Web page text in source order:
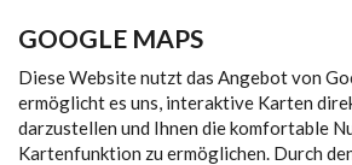
GOOGLE MAPS
Diese Website nutzt das Angebot von
ermöglicht es uns, interaktive Karten
darzustellen und Ihnen die komfortable
Kartenfunktion zu ermöglichen. Durch